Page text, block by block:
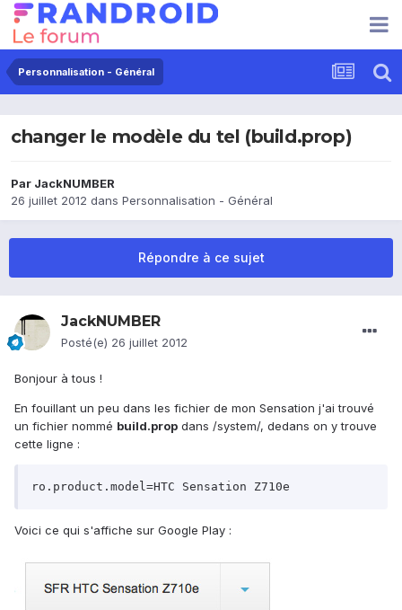
Personnalisation - Général
changer le modèle du tel (build.prop)
Par JackNUMBER
26 juillet 2012 dans Personnalisation - Général
Répondre à ce sujet
JackNUMBER
Posté(e) 26 juillet 2012
Bonjour à tous !
En fouillant un peu dans les fichier de mon Sensation j'ai trouvé
un fichier nommé build.prop dans /system/, dedans on y trouve
cette ligne :
ro.product.model=HTC Sensation Z710e
Voici ce qui s'affiche sur Google Play :